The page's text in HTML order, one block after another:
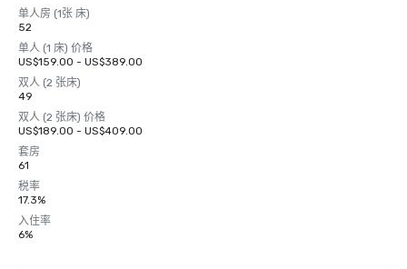
单人房 (1张 床)
52
单人 (1 床) 价格
US$159.00 - US$389.00
双人 (2 张床)
49
双人 (2 张床) 价格
US$189.00 - US$409.00
套房
61
税率
17.3%
入住率
6%